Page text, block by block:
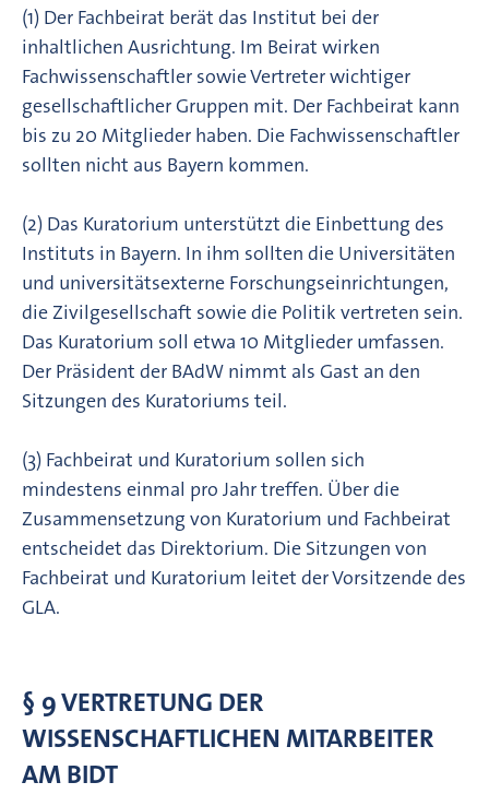
(1) Der Fachbeirat berät das Institut bei der
inhaltlichen Ausrichtung. Im Beirat wirken
Fachwissen­schaft­ler sowie Vertreter wichtiger
gesellschaftlicher Gruppen mit. Der Fachbeirat kann
bis zu 20 Mitglieder haben. Die Fachwissenschaftler
sollten nicht aus Bayern kommen.
(2) Das Kuratorium unterstützt die Einbettung des
Instituts in Bayern. In ihm sollten die Universitäten
und universitätsexterne Forschungseinrichtungen,
die Zivilgesellschaft sowie die Politik vertreten sein.
Das Kuratorium soll etwa 10 Mitglieder umfassen.
Der Präsident der BAdW nimmt als Gast an den
Sitzungen des Kurato­riums teil.
(3) Fachbeirat und Kuratorium sollen sich
mindestens einmal pro Jahr treffen. Über die
Zusammen­set­­zung von Kuratorium und Fachbeirat
entscheidet das Direktorium. Die Sitzungen von
Fachbeirat und Kuratorium leitet der Vorsitzende des
GLA.
§ 9 VERTRETUNG DER
WISSENSCHAFTLICHEN MITARBEITER
AM BIDT